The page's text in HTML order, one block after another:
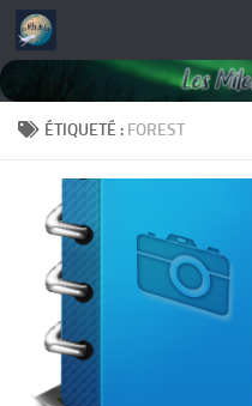
Skip to content
ÉTIQUETÉ : FOREST